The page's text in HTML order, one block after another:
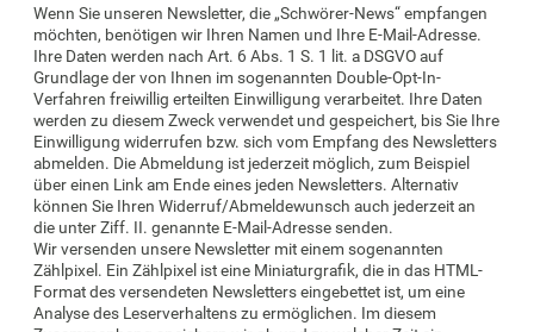
Wenn Sie unseren Newsletter, die „Schwörer-News“ empfangen
möchten, benötigen wir Ihren Namen und Ihre E-Mail-Adresse.
Ihre Daten werden nach Art. 6 Abs. 1 S. 1 lit. a DSGVO auf
Grundlage der von Ihnen im sogenannten Double-Opt-In-
Verfahren freiwillig erteilten Einwilligung verarbeitet. Ihre Daten
werden zu diesem Zweck verwendet und gespeichert, bis Sie Ihre
Einwilligung widerrufen bzw. sich vom Empfang des Newsletters
abmelden. Die Abmeldung ist jederzeit möglich, zum Beispiel
über einen Link am Ende eines jeden Newsletters. Alternativ
können Sie Ihren Widerruf/Abmeldewunsch auch jederzeit an
die unter Ziff. II. genannte E-Mail-Adresse senden.
Wir versenden unsere Newsletter mit einem sogenannten
Zählpixel. Ein Zählpixel ist eine Miniaturgrafik, die in das HTML-
Format des versendeten Newsletters eingebettet ist, um eine
Analyse des Leserverhaltens zu ermöglichen. Im diesem